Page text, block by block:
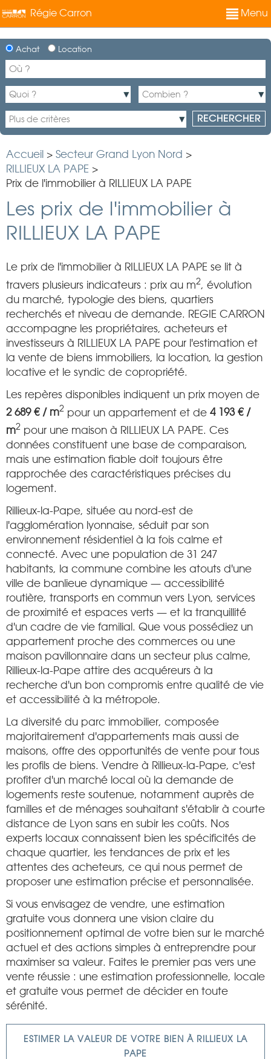
Régie Carron Menu
Achat Location
Accueil > Secteur Grand Lyon Nord >
RILLIEUX LA PAPE >
Prix de l'immobilier à RILLIEUX LA PAPE
Les prix de l'immobilier à
RILLIEUX LA PAPE
Le prix de l'immobilier à RILLIEUX LA PAPE se lit à
travers plusieurs indicateurs : prix au m2, évolution
du marché, typologie des biens, quartiers
recherchés et niveau de demande. REGIE CARRON
accompagne les propriétaires, acheteurs et
investisseurs à RILLIEUX LA PAPE pour l'estimation et
la vente de biens immobiliers, la location, la gestion
locative et le syndic de copropriété.
Les repères disponibles indiquent un prix moyen de
2 689 € / m2 pour un appartement et de 4 193 € /
m2 pour une maison à RILLIEUX LA PAPE. Ces
données constituent une base de comparaison,
mais une estimation fiable doit toujours être
rapprochée des caractéristiques précises du
logement.
Rillieux-la-Pape, située au nord-est de
l'agglomération lyonnaise, séduit par son
environnement résidentiel à la fois calme et
connecté. Avec une population de 31 247
habitants, la commune combine les atouts d'une
ville de banlieue dynamique — accessibilité
routière, transports en commun vers Lyon, services
de proximité et espaces verts — et la tranquillité
d'un cadre de vie familial. Que vous possédiez un
appartement proche des commerces ou une
maison pavillonnaire dans un secteur plus calme,
Rillieux-la-Pape attire des acquéreurs à la
recherche d'un bon compromis entre qualité de vie
et accessibilité à la métropole.
La diversité du parc immobilier, composée
majoritairement d'appartements mais aussi de
maisons, offre des opportunités de vente pour tous
les profils de biens. Vendre à Rillieux-la-Pape, c'est
profiter d'un marché local où la demande de
logements reste soutenue, notamment auprès de
familles et de ménages souhaitant s'établir à courte
distance de Lyon sans en subir les coûts. Nos
experts locaux connaissent bien les spécificités de
chaque quartier, les tendances de prix et les
attentes des acheteurs, ce qui nous permet de
proposer une estimation précise et personnalisée.
Si vous envisagez de vendre, une estimation
gratuite vous donnera une vision claire du
positionnement optimal de votre bien sur le marché
actuel et des actions simples à entreprendre pour
maximiser sa valeur. Faites le premier pas vers une
vente réussie : une estimation professionnelle, locale
et gratuite vous permet de décider en toute
sérénité.
ESTIMER LA VALEUR DE VOTRE BIEN À RILLIEUX LA
PAPE